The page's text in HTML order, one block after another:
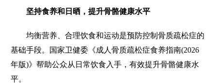
坚持食养和日晒，提升骨骼健康水平
均衡营养、合理饮食和运动是预防控制骨质疏松症的
基础手段。国家卫健委《成人骨质疏松症食养指南(2026
年版)》帮助公众从日常饮食入手，有效提升骨骼健康水
平。